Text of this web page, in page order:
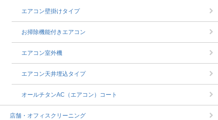
エアコン壁掛けタイプ
お掃除機能付きエアコン
エアコン室外機
エアコン天井埋込タイプ
オールチタンAC（エアコン）コート
店舗・オフィスクリーニング